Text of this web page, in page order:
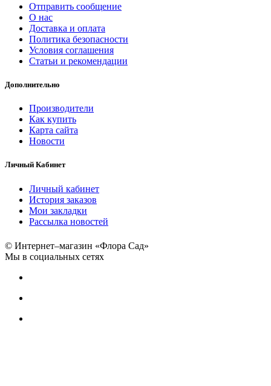
Отправить сообщение
О нас
Доставка и оплата
Политика безопасности
Условия соглашения
Статьи и рекомендации
Дополнительно
Производители
Как купить
Карта сайта
Новости
Личный Кабинет
Личный кабинет
История заказов
Мои закладки
Рассылка новостей
© Интернет–магазин «Флора Сад»
Мы в социальных сетях